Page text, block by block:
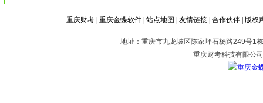
重庆财考 重庆金蝶软件 站点地图 友情链接 合作伙伴 版权
地址：重庆市九龙坡区陈家坪石杨路249号1
重庆财考科技有限公